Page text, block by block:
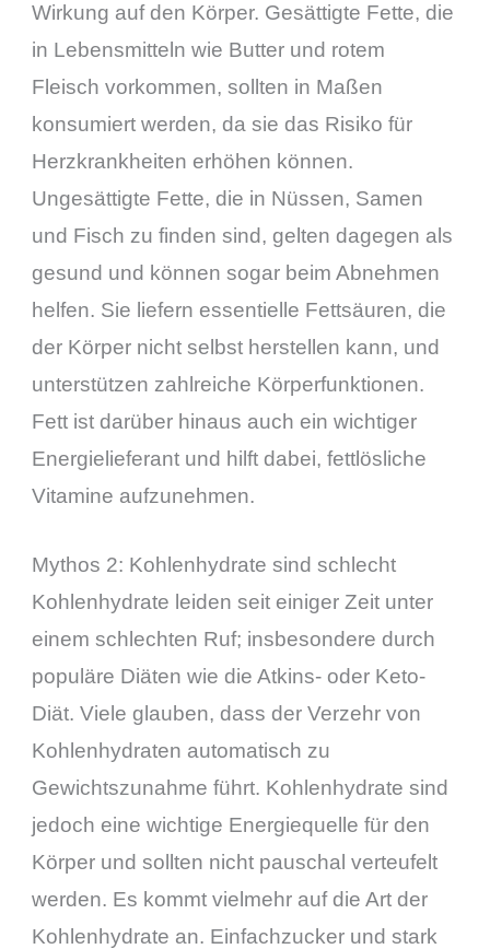
Wirkung auf den Körper. Gesättigte Fette, die
in Lebensmitteln wie Butter und rotem
Fleisch vorkommen, sollten in Maßen
konsumiert werden, da sie das Risiko für
Herzkrankheiten erhöhen können.
Ungesättigte Fette, die in Nüssen, Samen
und Fisch zu finden sind, gelten dagegen als
gesund und können sogar beim Abnehmen
helfen. Sie liefern essentielle Fettsäuren, die
der Körper nicht selbst herstellen kann, und
unterstützen zahlreiche Körperfunktionen.
Fett ist darüber hinaus auch ein wichtiger
Energielieferant und hilft dabei, fettlösliche
Vitamine aufzunehmen.
Mythos 2: Kohlenhydrate sind schlecht
Kohlenhydrate leiden seit einiger Zeit unter
einem schlechten Ruf; insbesondere durch
populäre Diäten wie die Atkins- oder Keto-
Diät. Viele glauben, dass der Verzehr von
Kohlenhydraten automatisch zu
Gewichtszunahme führt. Kohlenhydrate sind
jedoch eine wichtige Energiequelle für den
Körper und sollten nicht pauschal verteufelt
werden. Es kommt vielmehr auf die Art der
Kohlenhydrate an. Einfachzucker und stark